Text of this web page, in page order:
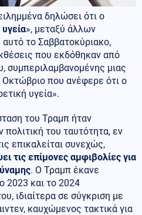
δηλώσει ότι ο
», μεταξύ άλλων
το Σαββατοκύριακο,
που εκδόθηκαν από
συμπεριλαμβανομένης μιας
που ανέφερε ότι ο
υγεία».
του Τραμπ ήταν
πολιτική του ταυτότητα, εν
επικαλείται συνεχώς,
τις επίμονες αμφιβολίες για
. Ο Τραμπ έκανε
2023 και το 2024
ιδιαίτερα σε σύγκριση με
καυχώμενος τακτικά για